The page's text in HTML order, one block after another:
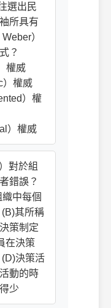
選出民
所具有
）
？
權威
）權威
）權
）權威
對於組
錯誤？
中每個
其所稱
策制定
在決策
決策活
動的時
少